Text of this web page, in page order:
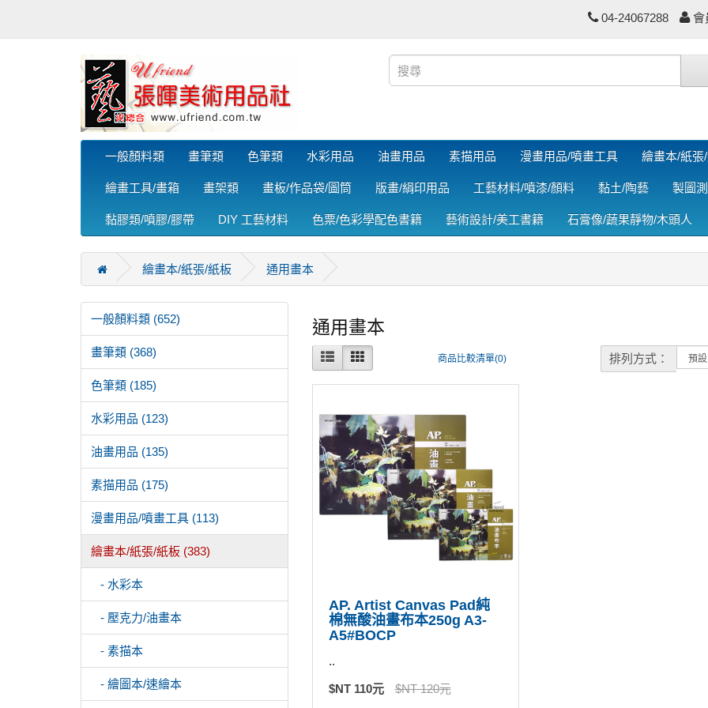
04-24067288 會
一般顏料類 畫筆類 色筆類 水彩用品 油畫用品 素描用品 漫畫用品/噴畫工具 繪畫本/紙張
繪畫工具/畫箱 畫架類 畫板/作品袋/圖筒 版畫/絹印用品 工藝材料/噴漆/顏料 黏土/陶藝 製圖
黏膠類/噴膠/膠帶 DIY 工藝材料 色票/色彩學配色書籍 藝術設計/美工書籍 石膏像/蔬果靜物/木頭人
繪畫本/紙張/紙板 通用畫本
一般顏料類 (652)
畫筆類 (368)
色筆類 (185)
水彩用品 (123)
油畫用品 (135)
素描用品 (175)
漫畫用品/噴畫工具 (113)
繪畫本/紙張/紙板 (383)
- 水彩本
- 壓克力/油畫本
- 素描本
- 繪圖本/速繪本
通用畫本
商品比較清單(0) 排列方式：
AP. Artist Canvas Pad純
棉無酸油畫布本250g A3-
A5#BOCP
..
$NT 110元 $NT 120元